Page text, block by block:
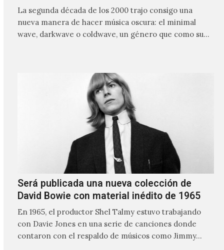
La segunda década de los 2000 trajo consigo una
nueva manera de hacer música oscura: el minimal
wave, darkwave o coldwave, un género que como su
Será publicada una nueva colección de
David Bowie con material inédito de 1965
En 1965, el productor Shel Talmy estuvo trabajando
con Davie Jones en una serie de canciones donde
contaron con el respaldo de músicos como Jimmy…